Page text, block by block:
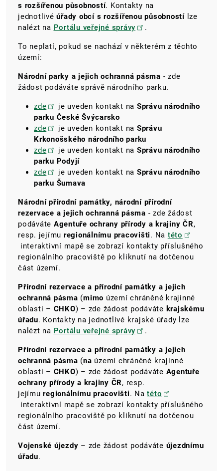
s rozšířenou působností. Kontakty na
jednotlivéúřady obcí s rozšířenou působnostílze
nalézt na Portálu veřejné správy .
To neplatí, pokud se nachází v některém z těchto
území:
Národní parky a jejich ochranná pásma - zde
žádost podáváte správě národního parku.
zde je uveden kontakt na Správu národního
parku České Švýcarsko
zde
je uveden kontakt na Správu
Krkonošského národního parku
zde
je uveden kontakt na Správu národního
parku Podyjí
zde
je uveden kontakt na Správu národního
parku Šumava
Národní přírodní památky, národní přírodní
rezervace a jejich ochranná pásma - zde žádost
podáváte Agentuře ochrany přírody a krajiny ČR,
resp. jejímu regionálnímu pracovišti. Na této
interaktivní mapě se zobrazí kontakty příslušného
regionálního pracoviště po kliknutí na dotčenou
část území.
Přírodní rezervace a přírodní památky a jejich
ochranná pásma (mimo území chráněné krajinné
oblasti – CHKO) – zde žádost podáváte krajskému
úřadu. Kontakty na jednotlivé krajské úřady lze
nalézt na Portálu veřejné správy .
Přírodní rezervace a přírodní památky a jejich
ochranná pásma (na území chráněné krajinné
oblasti – CHKO) – zde žádost podáváte Agentuře
ochrany přírody a krajiny ČR, resp.
jejímuregionálnímu pracovišti. Natéto
interaktivní mapě se zobrazí kontakty příslušného
regionálního pracoviště po kliknutí na dotčenou
část území.
Vojenské újezdy – zde žádost podáváte újezdnímu
úřadu.